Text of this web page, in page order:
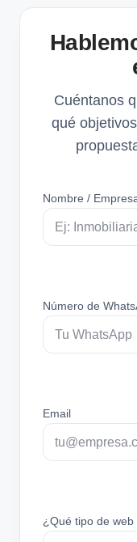
Cuéntanos
qué
Nombre /
Número de
Email
¿Qué tipo de web